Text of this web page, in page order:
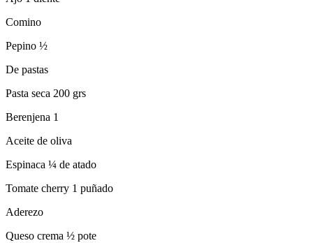
Comino
Pepino ½
De pastas
Pasta seca 200 grs
Berenjena 1
Aceite de oliva
Espinaca ¼ de atado
Tomate cherry 1 puñado
Aderezo
Queso crema ½ pote